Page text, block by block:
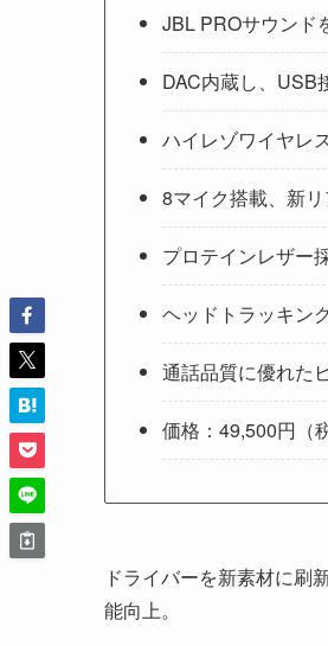
JBL PROサウンド
DAC内蔵し、USB
ハイレゾワイヤレ
8マイク搭載、新
プロテインレザー
ヘッドトラッキン
通話品質に優れた
価格：49,500円（
ドライバーを新素材に刷
能向上。